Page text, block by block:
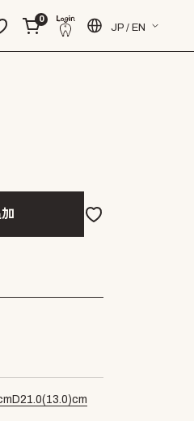
0
JP / EN
D21.0(13.0)cm